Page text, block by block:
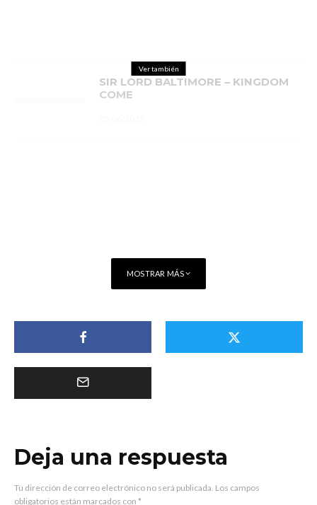
Ver también
SIR LORD BALTIMORE – KINGDOM
COME
MOSTRAR MÁS
Deja una respuesta
Tu dirección de correo electrónico no será publicada. Los campos
obligatorios están marcados con *